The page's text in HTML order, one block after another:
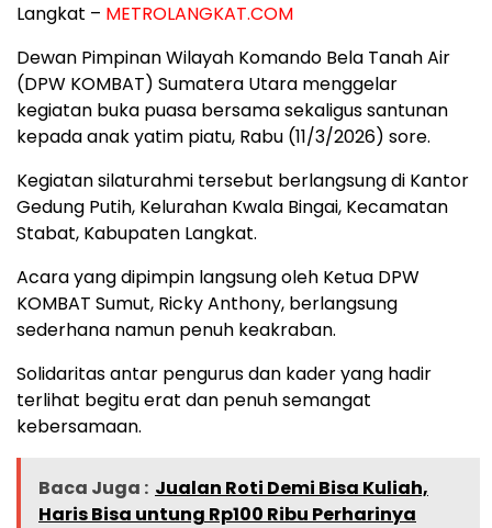
Langkat – METROLANGKAT.COM
Dewan Pimpinan Wilayah Komando Bela Tanah Air
(DPW KOMBAT) Sumatera Utara menggelar
kegiatan buka puasa bersama sekaligus santunan
kepada anak yatim piatu, Rabu (11/3/2026) sore.
Kegiatan silaturahmi tersebut berlangsung di Kantor
Gedung Putih, Kelurahan Kwala Bingai, Kecamatan
Stabat, Kabupaten Langkat.
Acara yang dipimpin langsung oleh Ketua DPW
KOMBAT Sumut, Ricky Anthony, berlangsung
sederhana namun penuh keakraban.
Solidaritas antar pengurus dan kader yang hadir
terlihat begitu erat dan penuh semangat
kebersamaan.
Baca Juga : Jualan Roti Demi Bisa Kuliah,
Haris Bisa untung Rp100 Ribu Perharinya